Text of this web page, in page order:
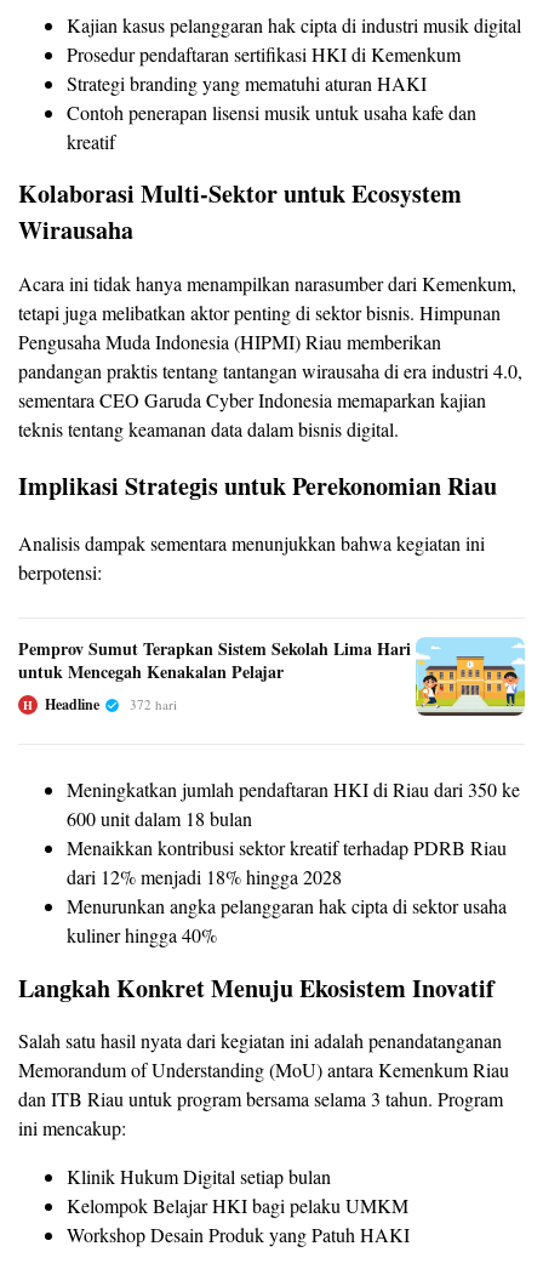
Kajian kasus pelanggaran hak cipta di industri musik digital
Prosedur pendaftaran sertifikasi HKI di Kemenkum
Strategi branding yang mematuhi aturan HAKI
Contoh penerapan lisensi musik untuk usaha kafe dan
kreatif
Kolaborasi Multi-Sektor untuk Ecosystem
Wirausaha
Acara ini tidak hanya menampilkan narasumber dari Kemenkum,
tetapi juga melibatkan aktor penting di sektor bisnis. Himpunan
Pengusaha Muda Indonesia (HIPMI) Riau memberikan
pandangan praktis tentang tantangan wirausaha di era industri 4.0,
sementara CEO Garuda Cyber Indonesia memaparkan kajian
teknis tentang keamanan data dalam bisnis digital.
Implikasi Strategis untuk Perekonomian Riau
Analisis dampak sementara menunjukkan bahwa kegiatan ini
berpotensi:
Pemprov Sumut Terapkan Sistem Sekolah Lima Hari
untuk Mencegah Kenakalan Pelajar
H Headline 372 hari
Meningkatkan jumlah pendaftaran HKI di Riau dari 350 ke
600 unit dalam 18 bulan
Menaikkan kontribusi sektor kreatif terhadap PDRB Riau
dari 12% menjadi 18% hingga 2028
Menurunkan angka pelanggaran hak cipta di sektor usaha
kuliner hingga 40%
Langkah Konkret Menuju Ekosistem Inovatif
Salah satu hasil nyata dari kegiatan ini adalah penandatanganan
Memorandum of Understanding (MoU) antara Kemenkum Riau
dan ITB Riau untuk program bersama selama 3 tahun. Program
ini mencakup:
Klinik Hukum Digital setiap bulan
Kelompok Belajar HKI bagi pelaku UMKM
Workshop Desain Produk yang Patuh HAKI